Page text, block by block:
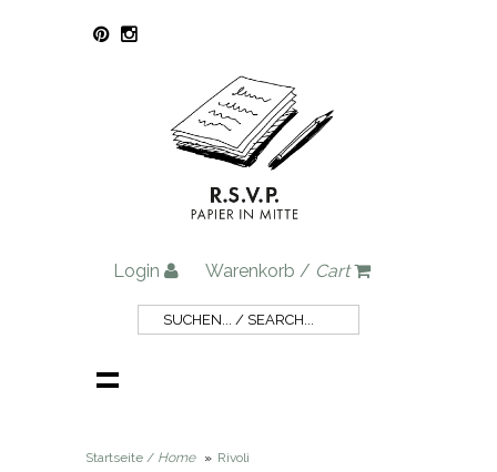
Login Warenkorb / Cart
Startseite / Home » Rivoli